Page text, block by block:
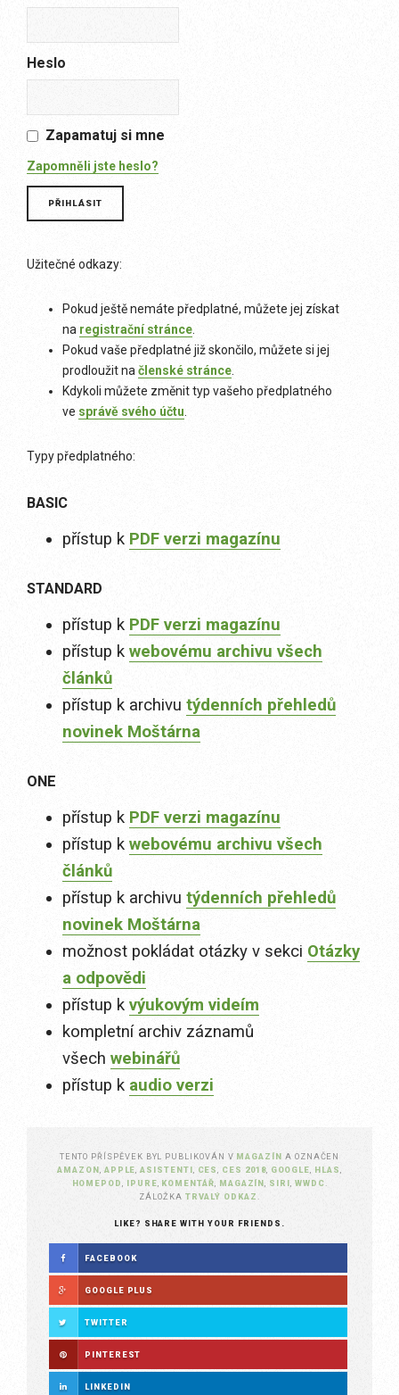
Heslo
Zapamatuj si mne
Zapomněli jste heslo?
Užitečné odkazy:
Pokud ještě nemáte předplatné, můžete jej získat
na registrační stránce
Pokud vaše předplatné již skončilo, můžete si jej
prodloužit na členské stránce
Kdykoli můžete změnit typ vašeho předplatného
ve správě svého účtu
Typy předplatného:
BASIC
přístup k PDF verzi magazínu
STANDARD
přístup k PDF verzi magazínu
přístup k webovému archivu všech
článků
přístup k archivu týdenních přehledů
novinek Moštárna
ONE
přístup k PDF verzi magazínu
přístup k webovému archivu všech
článků
přístup k archivu týdenních přehledů
novinek Moštárna
možnost pokládat otázky v sekci Otázky
a odpovědi
přístup k výukovým videím
kompletní archiv záznamů
všech webinářů
přístup k audio verzi
TENTO PŘÍSPĚVEK BYL PUBLIKOVÁN V MAGAZÍN A OZNAČEN
AMAZON APPLE ,ASISTENTI CES CES 2018, GOOGLE HLAS
HOMEPOD
IPURE KOMENTÁŘ MAGAZÍN SIRI WWDC
ZÁLOŽKA TRVALÝ ODKAZ
LIKE? SHARE WITH YOUR FRIENDS.
FACEBOOK
GOOGLE PLUS
TWITTER
PINTEREST
LINKEDIN